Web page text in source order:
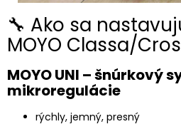
🔧 Ako sa
MOYO Classa/
MOYO UNI – šnúrkový
mikroregulácie
rýchly, jemný, presný